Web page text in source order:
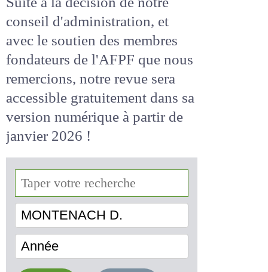
Suite à la décision de notre
conseil d'administration, et
avec le soutien des membres
fondateurs de l'AFPF que nous
remercions, notre revue sera
accessiblegratuitementdans
sa version numérique
de janvier 2026 !
MONTENACH D.